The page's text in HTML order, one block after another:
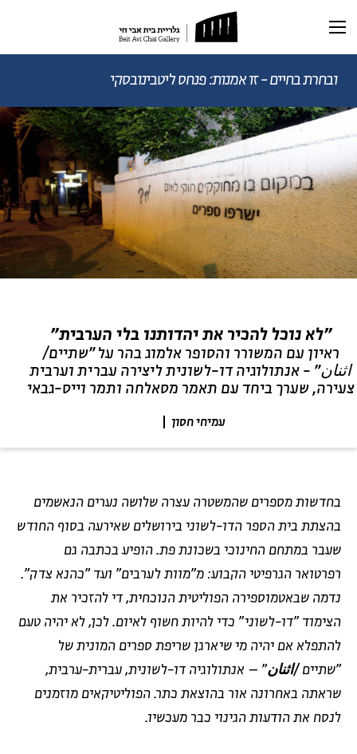
ראשי
תערוכה וירטואלית
רכישת קטלוג
מאמרים ותכנים
ביוגרפיה
מאמרים וכתבות
וידאו
דיוקן AI
לאתר בית אבי חי RU
EN
ובחרת בחיים - זו אמנות: פנחס ליטבינובסקי
"לא נוכל להכיר את יהדותנו בלי הערבית"
ראיון עם המשורר והסופר אלמוג בהר על "שתיים/
اثنان" - אנתולוגיה דו-לשונית ליצירה עברית וערבית
צעירה, שערך ביחד עם תאמר מסאלחה ותמר וייס-גבאי
עמיחי חסון
בחדשות מספרים שהמשטרה עצרה שלושה נערים הנאשמים
בהצתת בית הספר הדו-לשוני בירושלים שאירעה בסוף החודש
שעבר במתחם החינוכי בשכונת פת. הופיע בכתבה גם
רפרטואר הגרפיטי הקבוע: מ"מוות לערבים" ועד "כהנא צדק".
נדמה שבאטמוספירה הפוליטית הנוכחית, די להזכיר את
הצימוד "דו-לשוני" כדי להיות חשוף לאיום. לכן, לא יהיה טעם
להתפלא אם יהיה מי שיארגן שריפת ספרים המונית של
"שתיים /اثنان" – אנתולוגיה דו-לשונית, עברית-ערבית,
שראתה באחרונה אור בהוצאת כתר. הפוליטיקאים מוזמנים
לנסח את הודעות הגינוי כבר מעכשיו.